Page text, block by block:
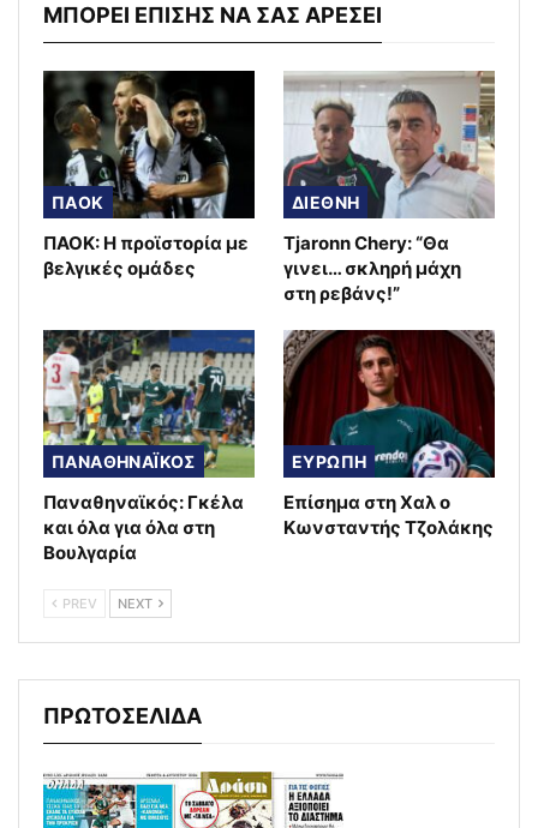
ΜΠΟΡΕΙ ΕΠΙΣΗΣ ΝΑ ΣΑΣ ΑΡΕΣΕΙ
ΠΑΟΚ
ΠΑΟΚ: Η προϊστορία με
βελγικές ομάδες
ΔΙΕΘΝΗ
Tjaronn Chery: “Θα
γινει… σκληρή μάχη
στη ρεβάνς!”
ΠΑΝΑΘΗΝΑΪΚΟΣ
Παναθηναϊκός: Γκέλα
και όλα για όλα στη
Βουλγαρία
ΕΥΡΩΠΗ
Επίσημα στη Χαλ ο
Κωνσταντής Τζολάκης
PREV NEXT
ΠΡΩΤΟΣΕΛΙΔΑ